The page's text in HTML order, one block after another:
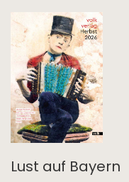
Lust auf Bayern